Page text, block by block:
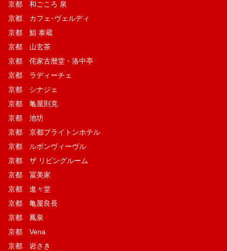
京都 和ごころ 泉
京都 カフェ･ヴェルディ
京都 鮨 泰蔵
京都 山玄茶
京都 侘家古暦堂・洛中亭
京都 ラディーチェ
京都 シナジェ
京都 亀屋則克
京都 池坊
京都 京都ブライトンホテル
京都 ルボンヴィーヴル
京都 ザ リビングルーム
京都 冨美家
京都 進々堂
京都 亀屋良長
京都 鳳泉
京都 Vena
京都 岩さき